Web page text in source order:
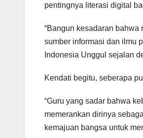
pentingnya literasi digital
“Bangun kesadaran
sumber informasi dan ilmu
Indonesia Unggul sejalan
Kendati begitu, seberapa
“Guru yang sadar bahwa
memerankan dirinya
kemajuan bangsa untuk